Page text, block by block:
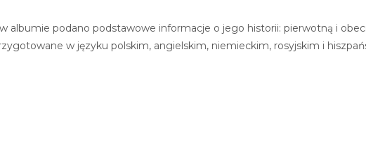
albumie podano podstawowe informacje o jego historii: pierwotną i
w języku polskim, angielskim, niemieckim, rosyjskim i